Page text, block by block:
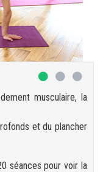
musculaire, la
et du plancher
séances pour voir la